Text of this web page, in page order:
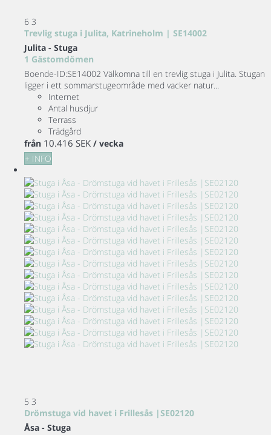
6 3
Trevlig stuga i Julita, Katrineholm | SE14002
Julita - Stuga
1 Gästomdömen
Boende-ID:SE14002 Välkomna till en trevlig stuga i Julita. Stugan
ligger i ett sommarstugeområde med vacker natur...
Internet
Antal husdjur
Terrass
Trädgård
från 10.416 SEK / vecka
+ INFO
5 3
Drömstuga vid havet i Frillesås |SE02120
Åsa - Stuga